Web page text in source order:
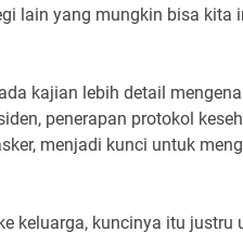
lain yang mungkin bisa kita
kajian lebih detail
penerapan protokol
menjadi kunci untuk
keluarga, kuncinya itu justru